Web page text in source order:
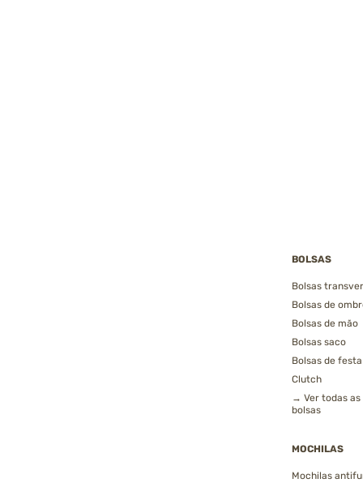
BOLSAS
Bolsas
Bolsas de
Bolsas de mão
Bolsas saco
Bolsas de festa
Clutch
→ Ver todas as
bolsas
MOCHILAS
Mochilas